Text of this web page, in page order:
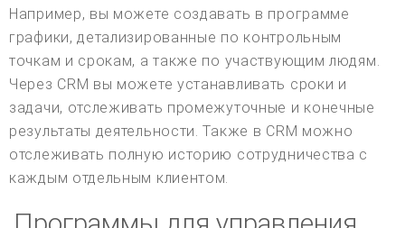
Например, вы можете создавать в программе
графики, детализированные по контрольным
точкам и срокам, а также по участвующим людям.
Через CRM вы можете устанавливать сроки и
задачи, отслеживать промежуточные и конечные
результаты деятельности. Также в CRM можно
отслеживать полную историю сотрудничества с
каждым отдельным клиентом.